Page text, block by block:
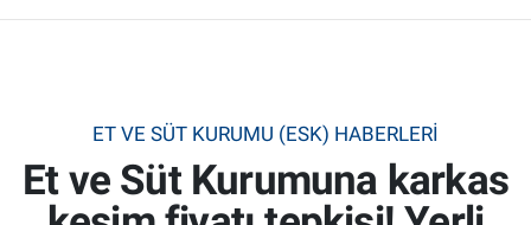
ET VE SÜT KURUMU (ESK) HABERLERI
Et ve Süt Kurumuna karkas
Tarımsal Destekler
Tüm Manşetler